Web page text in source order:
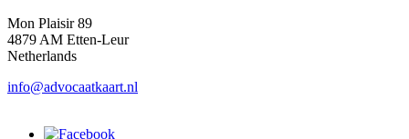
Mon Plaisir 89
4879 AM Etten-Leur
Netherlands
info@advocaatkaart.nl